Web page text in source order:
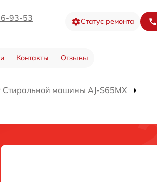
93-53 Статус ремонта
Контакты Отзывы
Стиральной машины AJ-S65MX